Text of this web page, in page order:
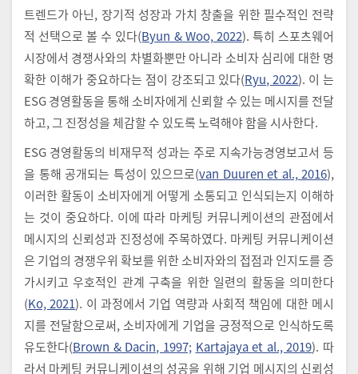
트렌드가 아닌, 장기적 성장과 가치 창출을 위한 필수적인 전략
적 선택으로 볼 수 있다(Byun & Woo, 2022). 특히 스포츠웨어
시장에서 경쟁사와의 차별화뿐만 아니라 소비자 심리에 대한 명
확한 이해가 중요하다는 점이 강조되고 있다(Ryu, 2022). 이 는
ESG 경영활동을 통해 소비자에게 신뢰할 수 있는 메시지를 전달
하고, 그 진정성을 체감할 수 있도록 노력해야 함을 시사한다.
ESG 경영활동의 비재무적 성과는 주로 지속가능경영보고서 등
을 통해 공개되는 특성이 있으므로(van Duuren et al., 2016),
이러한 활동이 소비자에게 어떻게 소통되고 인식되는지 이해하
는 것이 중요하다. 이에 따라 마케팅 커뮤니케이션의 관점에서
메시지의 신뢰성과 진정성에 주목하였다. 마케팅 커뮤니케이션
은 기업의 경쟁우위 확보를 위한 소비자와의 접점과 인지도를 증
가시키고 우호적인 관계 구축을 위한 일련의 활동을 의미한다
(Ko, 2021). 이 과정에서 기업 역량과 사회적 책임에 대한 메시
지를 전달함으로써, 소비자에게 기업을 긍정적으로 인식하도록
유도한다(Brown & Dacin, 1997; Kartajaya et al., 2019). 따
라서 마케팅 커뮤니케이션의 성공을 위해 기업 메시지의 신뢰성